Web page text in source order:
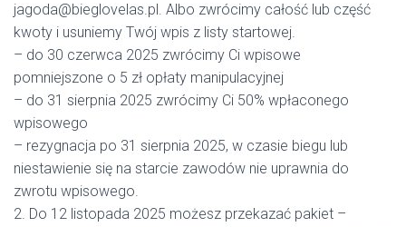
jagoda@bieglovelas.pl. Albo zwrócimy całość lub część
kwoty i usuniemy Twój wpis z listy startowej.
– do 30 czerwca 2025 zwrócimy Ci wpisowe
pomniejszone o 5 zł opłaty manipulacyjnej
– do 31 sierpnia 2025 zwrócimy Ci 50% wpłaconego
wpisowego
– rezygnacja po 31 sierpnia 2025, w czasie biegu lub
niestawienie się na starcie zawodów nie uprawnia do
zwrotu wpisowego.
2. Do 12 listopada 2025 możesz przekazać pakiet –